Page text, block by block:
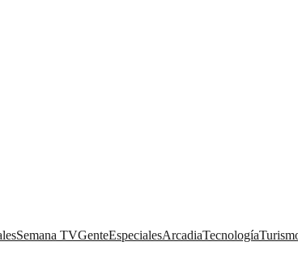
Semana TVGenteEspecialesArcadiaTecnología